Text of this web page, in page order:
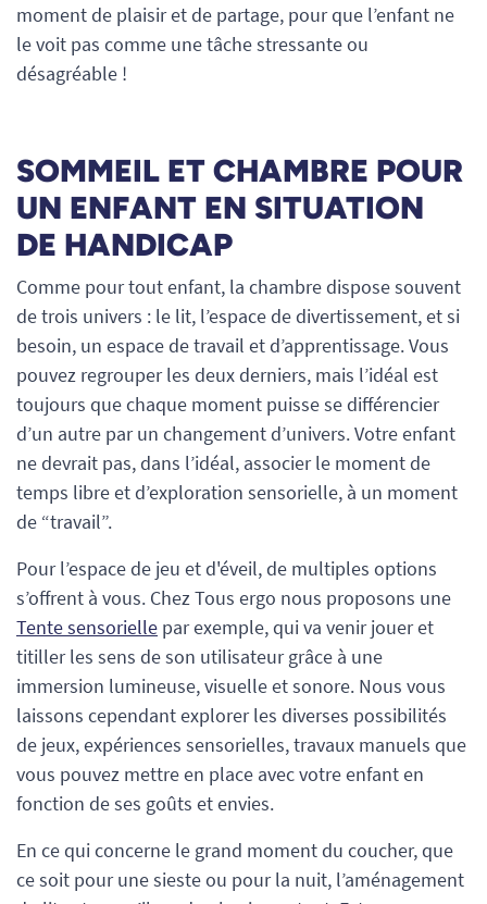
moment de plaisir et de partage, pour que l’enfant ne
le voit pas comme une tâche stressante ou
désagréable !
SOMMEIL ET CHAMBRE POUR
UN ENFANT EN SITUATION
DE HANDICAP
Comme pour tout enfant, la chambre dispose souvent
de trois univers : le lit, l’espace de divertissement, et si
besoin, un espace de travail et d’apprentissage. Vous
pouvez regrouper les deux derniers, mais l’idéal est
toujours que chaque moment puisse se différencier
d’un autre par un changement d’univers. Votre enfant
ne devrait pas, dans l’idéal, associer le moment de
temps libre et d’exploration sensorielle, à un moment
de “travail”.
Pour l’espace de jeu et d'éveil, de multiples options
s’offrent à vous. Chez Tous ergo nous proposons une
Tente sensorielle par exemple, qui va venir jouer et
titiller les sens de son utilisateur grâce à une
immersion lumineuse, visuelle et sonore. Nous vous
laissons cependant explorer les diverses possibilités
de jeux, expériences sensorielles, travaux manuels que
vous pouvez mettre en place avec votre enfant en
fonction de ses goûts et envies.
En ce qui concerne le grand moment du coucher, que
ce soit pour une sieste ou pour la nuit, l’aménagement